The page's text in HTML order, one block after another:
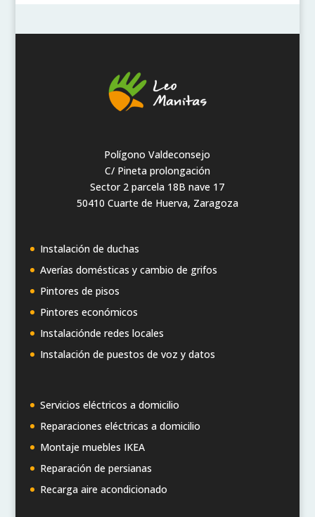
Polígono Valdeconsejo
C/ Pineta prolongación
Sector 2 parcela 18B nave 17
50410 Cuarte de Huerva, Zaragoza
Instalación de duchas
Averías domésticas y cambio de grifos
Pintores de pisos
Pintores económicos
Instalaciónde redes locales
Instalación de puestos de voz y datos
Servicios eléctricos a domicilio
Reparaciones eléctricas a domicilio
Montaje muebles IKEA
Reparación de persianas
Recarga aire acondicionado